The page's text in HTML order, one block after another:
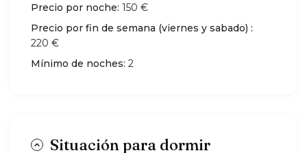
Precio por noche: 150 €
Precio por fin de semana (viernes y sabado) :
220 €
Mínimo de noches: 2
Situación para dormir